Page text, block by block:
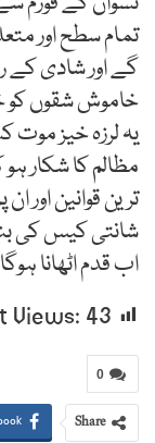
تمام سطح اور
گے اور شادی کے
خاموش شقوں کو
یہ لرزہ خیز موت
مظالم کا شکار
ترین قوانین اور
شانتی کیس کی
اب قدم اٹھانا
Views: 43
0
Share